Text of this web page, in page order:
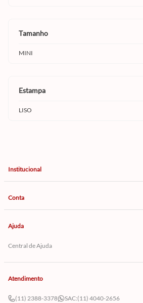
tamanho
MINI
estampa
LISO
Institucional
Conta
Ajuda
Central de Ajuda
Atendimento
(11) 2388-3378 SAC:(11) 4040-2656